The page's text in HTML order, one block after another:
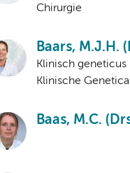
Chirurgie
Baars, M.J.H.
Klinisch geneticus
Klinische Genetica
Baas, M.C.